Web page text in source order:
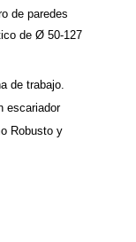
de paredes
de Ø 50-127
de trabajo.
escariador
Robusto y